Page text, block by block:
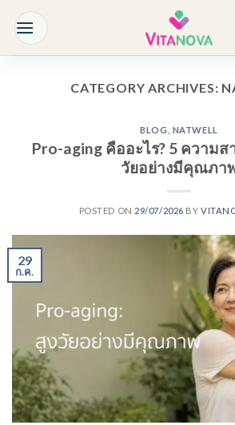
content
CATEGORY ARCHIVES:
BLOG NATWELL
Pro-aging คืออะไร? 5 ความส
วัยอย่างมีคุณภา
POSTED ON 29/07/2026 BY
29
ก.ค.